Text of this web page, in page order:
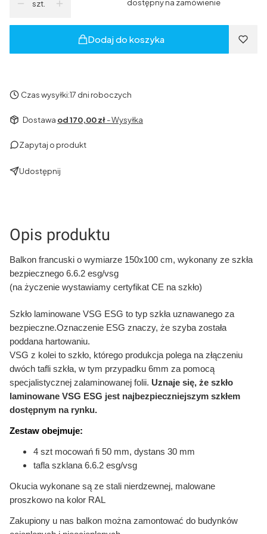
szt. dostępny na zamówienie
Dodaj do koszyka
Czas wysyłki:17 dni roboczych
Dostawa od 170,00 zł- Wysyłka
Zapytaj o produkt
Udostępnij
Opis produktu
Balkon francuski o wymiarze 150x100 cm, wykonany ze szkła
bezpiecznego 6.6.2 esg/vsg
(na życzenie wystawiamy certyfikat CE na szkło)
Szkło laminowane VSG ESG to typ szkła uznawanego za
bezpieczne.Oznaczenie ESG znaczy, że szyba została
poddana hartowaniu.
VSG z kolei to szkło, którego produkcja polega na złączeniu
dwóch tafli szkła, w tym przypadku 6mm za pomocą
specjalistycznej zalaminowanej folii. Uznaje się, że szkło
laminowane VSG ESG jest najbezpieczniejszym szkłem
dostępnym na rynku.
Zestaw obejmuje:
4 szt mocowań fi 50 mm, dystans 30 mm
tafla szklana 6.6.2 esg/vsg
Okucia wykonane są ze stali nierdzewnej, malowane
proszkowo na kolor RAL
Zakupiony u nas balkon można zamontować do budynków